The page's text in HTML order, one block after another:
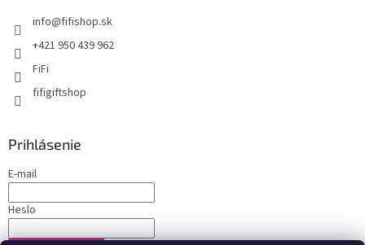
info@fifishop.sk
+421 950 439 962
FiFi
fifigiftshop
Prihlásenie
E-mail
Heslo